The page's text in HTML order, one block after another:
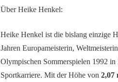
Über Heike Henkel:
Heike Henkel ist die bislang einzige
Jahren Europameisterin,
Olympischen Sommerspielen 1992
Sportkarriere. Mit der Höhe von 2,07